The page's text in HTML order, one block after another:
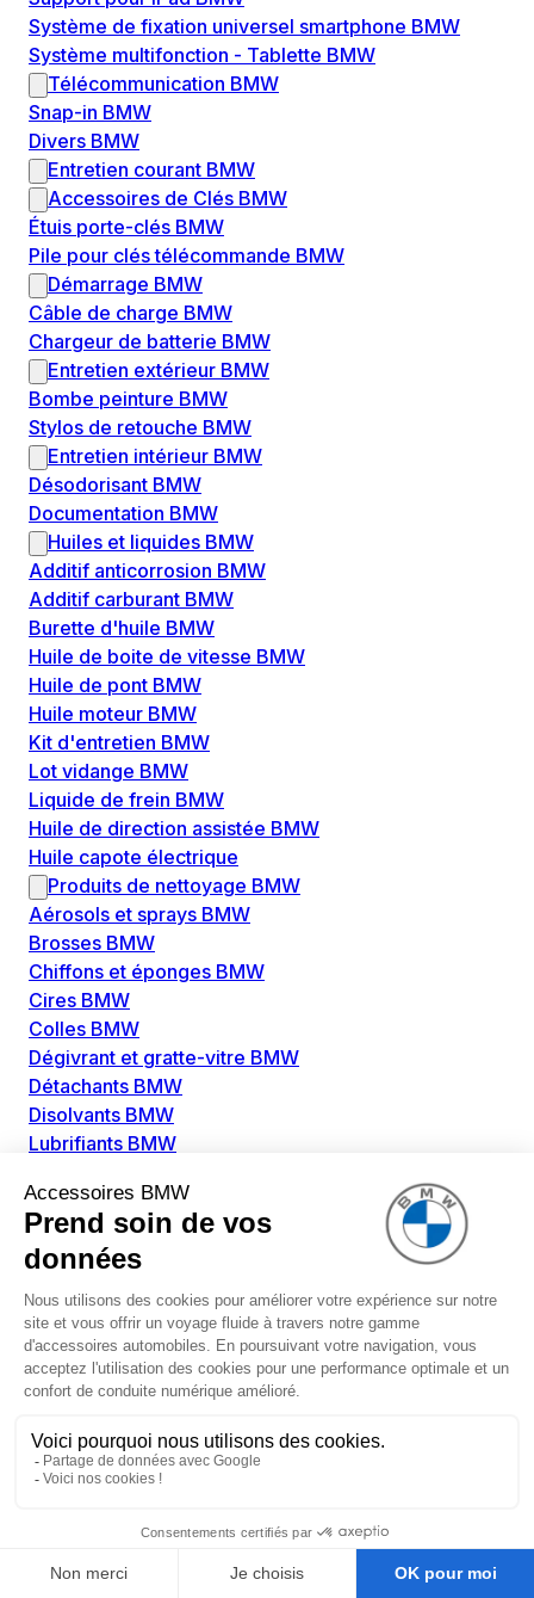
Système de fixation universel smartphone BMW
Système multifonction - Tablette BMW
Télécommunication BMW
Snap-in BMW
Divers BMW
Entretien courant BMW
Accessoires de Clés BMW
Étuis porte-clés BMW
Pile pour clés télécommande BMW
Démarrage BMW
Câble de charge BMW
Chargeur de batterie BMW
Entretien extérieur BMW
Bombe peinture BMW
Stylos de retouche BMW
Entretien intérieur BMW
Désodorisant BMW
Documentation BMW
Huiles et liquides BMW
Additif anticorrosion BMW
Additif carburant BMW
Burette d'huile BMW
Huile de boite de vitesse BMW
Huile de pont BMW
Huile moteur BMW
Kit d'entretien BMW
Lot vidange BMW
Liquide de frein BMW
Huile de direction assistée BMW
Huile capote électrique
Produits de nettoyage BMW
Aérosols et sprays BMW
Brosses BMW
Chiffons et éponges BMW
Cires BMW
Colles BMW
Dégivrant et gratte-vitre BMW
Détachants BMW
Disolvants BMW
Lubrifiants BMW
Nettoyant extérieur BMW
Pièces détachées BMW
Alimentation Carburant BMW
Faisceau de câble pour réservoir avec pompe
d'aspiration BMW
Injecteur BMW
Pompe à carburant BMW
Pompe diesel BMW
Allumage / Préchauffage BMW
Bobines d'allumage BMW
Bougie de préchauffage BMW
Amortissement BMW